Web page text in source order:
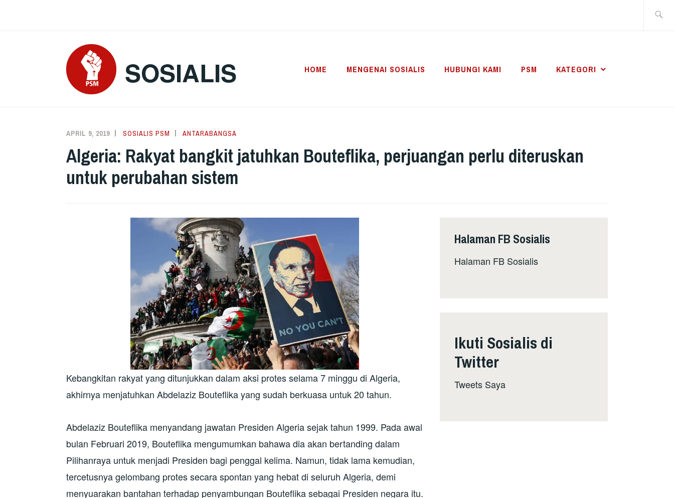
SOSIALIS HOME MENGENAI SOSIALIS HUBUNGI KAMI PSM KATEGORI
APRIL 9, 2019 SOSIALIS PSM ANTARABANGSA
Algeria: Rakyat bangkit jatuhkan Bouteflika, perjuangan perlu diteruskan
untuk perubahan sistem
Kebangkitan rakyat yang ditunjukkan dalam aksi protes selama 7 minggu di Algeria,
akhirnya menjatuhkan Abdelaziz Bouteflika yang sudah berkuasa untuk 20 tahun.
Abdelaziz Bouteflika menyandang jawatan Presiden Algeria sejak tahun 1999. Pada awal
bulan Februari 2019, Bouteflika mengumumkan bahawa dia akan bertanding dalam
Pilihanraya untuk menjadi Presiden bagi penggal kelima. Namun, tidak lama kemudian,
tercetusnya gelombang protes secara spontan yang hebat di seluruh Algeria, demi
menyuarakan bantahan terhadap penyambungan Bouteflika sebagai Presiden negara itu.
Halaman FB Sosialis
Halaman FB Sosialis
Ikuti Sosialis di
Twitter
Tweets Saya